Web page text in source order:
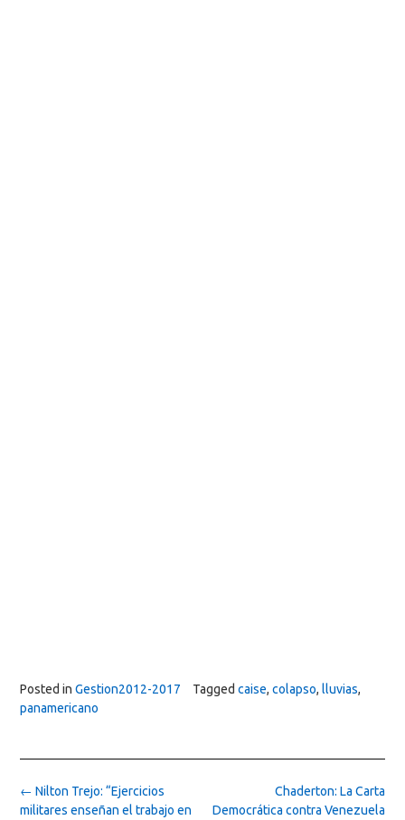
Posted in Gestion2012-2017 Tagged caise, colapso, lluvias,
panamericano
Post
navigation
Chaderton: La Carta
Democrática contra Venezuela
← Nilton Trejo: “Ejercicios
militares enseñan el trabajo en